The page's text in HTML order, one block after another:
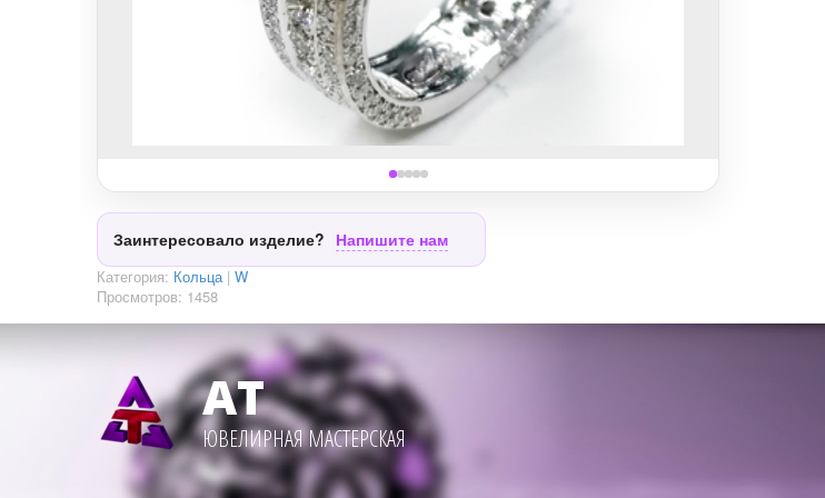
Заинтересовало изделие? Напишите нам
Категория: Кольца | W
Просмотров: 1458
АТ
ЮВЕЛИРНАЯ МАСТЕРСКАЯ